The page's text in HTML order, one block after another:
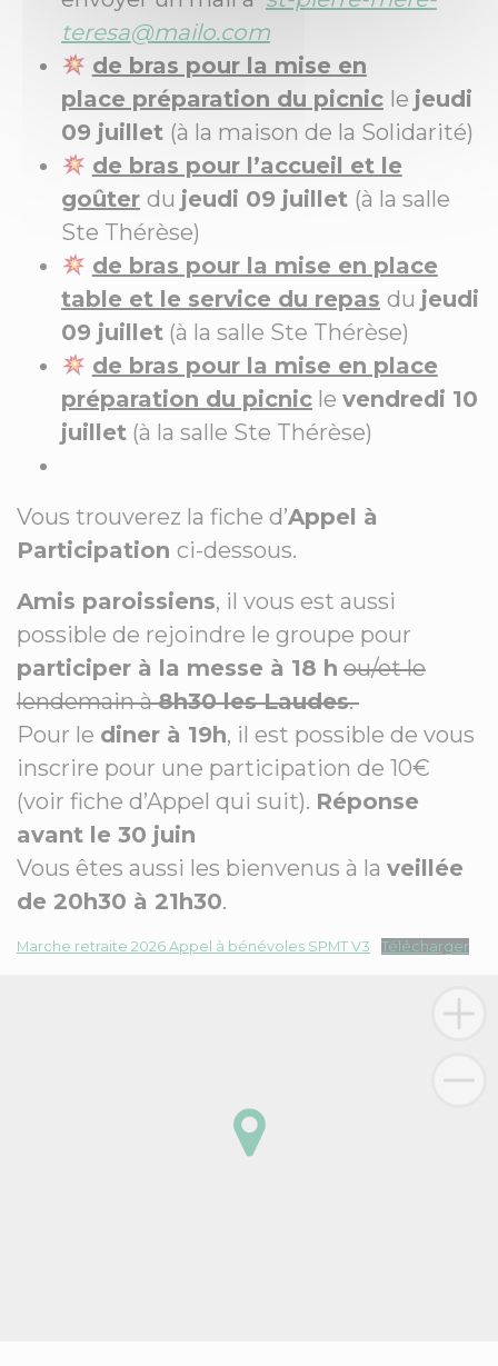
teresa@mailo.com
de bras pour la mise en
place préparation du picnic le jeudi
09 juillet (à la maison de la Solidarité)
de bras pour l’accueil et le
goûter du jeudi 09 juillet (à la salle
Ste Thérèse)
de bras pour la mise en place
table et le service du repas du jeudi
09 juillet (à la salle Ste Thérèse)
de bras pour la mise en place
préparation du picnic le vendredi 10
juillet (à la salle Ste Thérèse)
Vous trouverez la fiche d’Appel à
Participation ci-dessous.
Amis paroissiens, il vous est aussi
possible de rejoindre le groupe pour
participer à la messe à 18 h ou/et le
lendemain à8h30 les Laudes.
Pour le diner à 19h, il est possible de vous
inscrire pour une participation de 10€
(voir fiche d’Appel qui suit). Réponse
avant le 30 juin
Vous êtes aussi les bienvenus à la veillée
de 20h30 à 21h30.
Marche retraite 2026 Appel à bénévoles SPMT V3 Télécharger